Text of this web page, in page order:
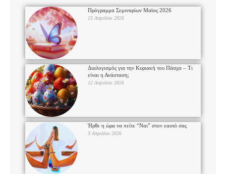
Πρόγραμμα Σεμιναρίων Μαϊος 2026
15 Απριλίου 2026
Διαλογισμός για την Κυριακή του Πάσχα – Τι
είναι η Ανάσταση;
12 Απριλίου 2026
Ήρθε η ώρα να πείτε “Ναι” στον εαυτό σας
3 Απριλίου 2026